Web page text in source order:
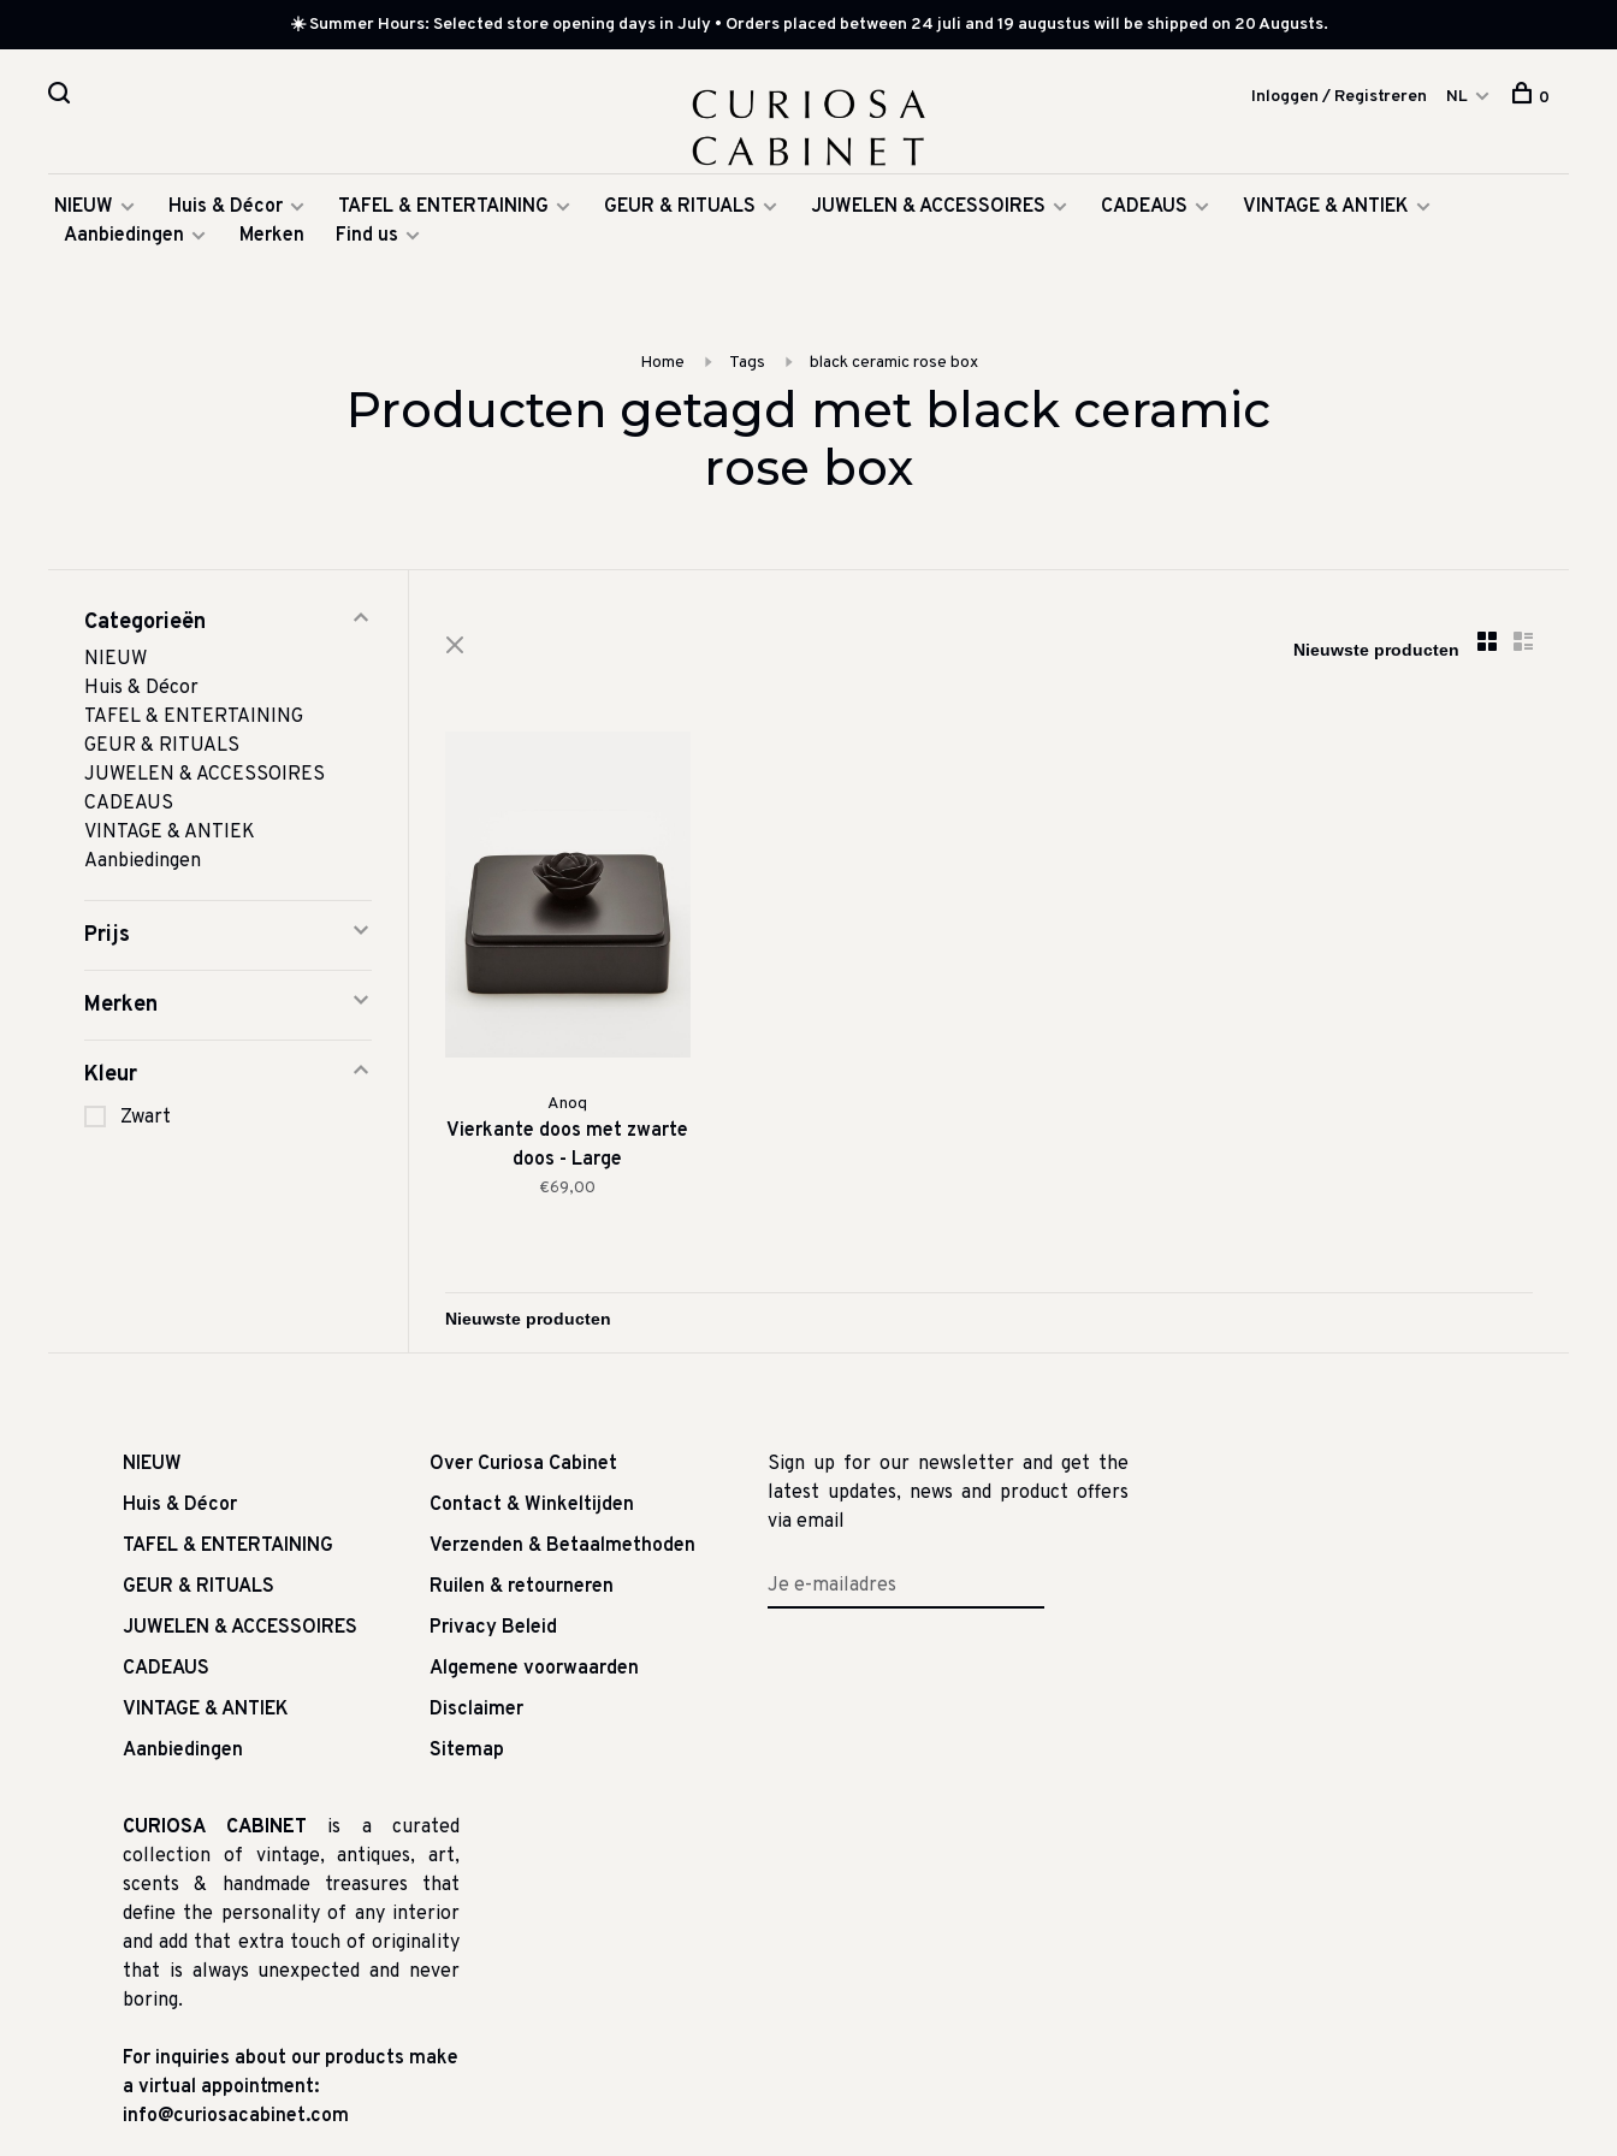
☀️ Summer Hours: Selected store opening days in July • Orders placed between 24 juli and 19 augustus will be shipped on 20 Augusts.
NIEUW Huis & Décor TAFEL & ENTERTAINING GEUR & RITUALS JUWELEN & ACCESSOIRES CADEAUS
VINTAGE & ANTIEK
Aanbiedingen
Merken Find us
Inloggen / Registreren NL 0
Home Tags black ceramic rose box
Producten getagd met black ceramic
rose box
Categorieën
NIEUW
Huis & Décor
TAFEL & ENTERTAINING
GEUR & RITUALS
JUWELEN & ACCESSOIRES
CADEAUS
VINTAGE & ANTIEK
Aanbiedingen
Prijs
Merken
Kleur
Zwart
Anoq
Vierkante doos met zwarte
doos - Large
€69,00
NIEUW
Huis & Décor
TAFEL & ENTERTAINING
GEUR & RITUALS
JUWELEN & ACCESSOIRES
CADEAUS
VINTAGE & ANTIEK
Aanbiedingen
Over Curiosa Cabinet
Contact & Winkeltijden
Verzenden & Betaalmethoden
Ruilen & retourneren
Privacy Beleid
Algemene voorwaarden
Disclaimer
Sitemap
Sign up for our newsletter and get the
latest updates, news and product offers
via email
CURIOSA CABINET is a curated
collection of vintage, antiques, art,
scents & handmade treasures that
define the personality of any interior
and add that extra touch of originality
that is always unexpected and never
boring.
For inquiries about our products make
a virtual appointment:
info@curiosacabinet.com